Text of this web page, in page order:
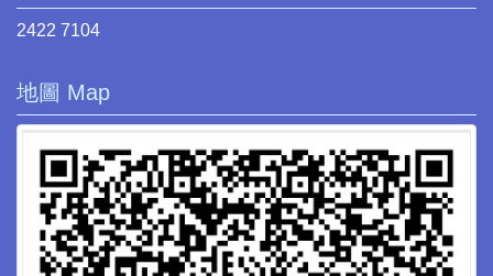
2422 7104
地圖 Map